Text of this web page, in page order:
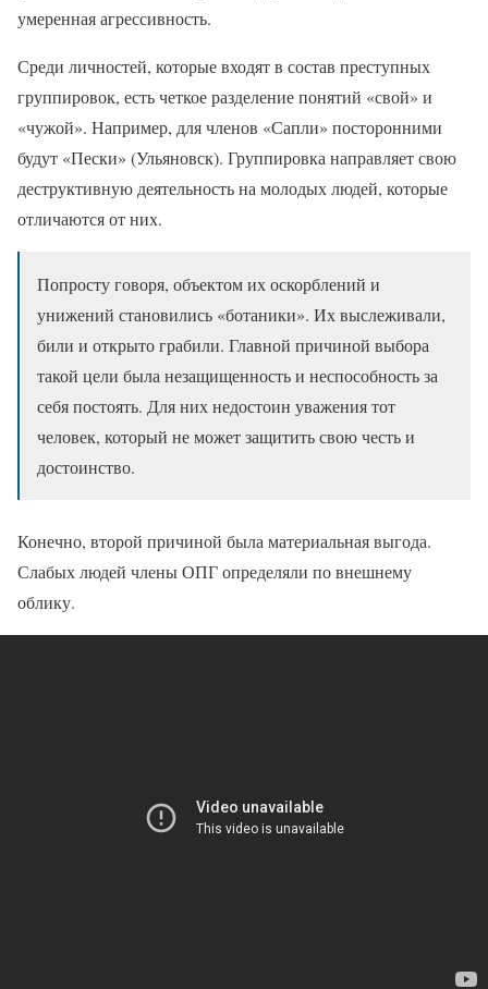
умеренная агрессивность.
Среди личностей, которые входят в состав преступных
группировок, есть четкое разделение понятий «свой» и
«чужой». Например, для членов «Сапли» посторонними
будут «Пески» (Ульяновск). Группировка направляет свою
деструктивную деятельность на молодых людей, которые
отличаются от них.
Попросту говоря, объектом их оскорблений и
унижений становились «ботаники». Их выслеживали,
били и открыто грабили. Главной причиной выбора
такой цели была незащищенность и неспособность за
себя постоять. Для них недостоин уважения тот
человек, который не может защитить свою честь и
достоинство.
Конечно, второй причиной была материальная выгода.
Слабых людей члены ОПГ определяли по внешнему
облику.